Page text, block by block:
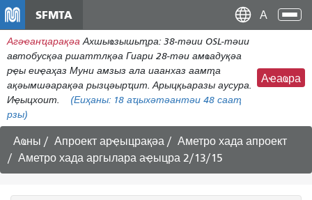
ахь
аиасра
SFMTA
Агәҽанҵарақәа Ахшыҩзышьҭра: 38-тәии OSL-тәии
автобусқәа ршаттлқәа Гиари 28-тәи амҩадуқәа
рҿы еиҿаҳаз Муни амзыз ала иаанхаз аамҭа
ақәымшәарақәа рызцәырҵит. Арыцқьаразы аусура.
Иҿыцхоит.
(Еиҳаны: 18 аҵыхәтәантәи 48 сааҭ
рзы)
Аҽаҩра
Аҩны Апроект арҿыцрақәа
Аметро хада апроект
Аметро хада аргылара аҿыцра 2/13/15